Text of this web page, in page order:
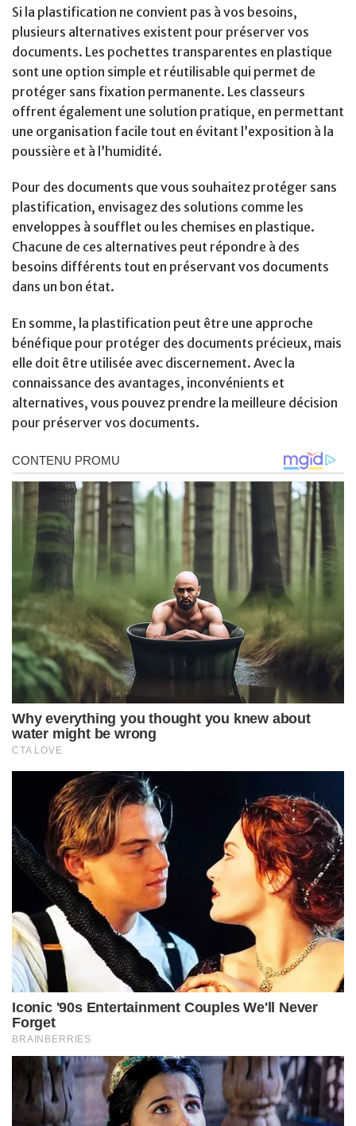
Si la plastification ne convient pas à vos besoins,
plusieurs alternatives existent pour préserver vos
documents. Les pochettes transparentes en plastique
sont une option simple et réutilisable qui permet de
protéger sans fixation permanente. Les classeurs
offrent également une solution pratique, en permettant
une organisation facile tout en évitant l’exposition à la
poussière et à l’humidité.
Pour des documents que vous souhaitez protéger sans
plastification, envisagez des solutions comme les
enveloppes à soufflet ou les chemises en plastique.
Chacune de ces alternatives peut répondre à des
besoins différents tout en préservant vos documents
dans un bon état.
En somme, la plastification peut être une approche
bénéfique pour protéger des documents précieux, mais
elle doit être utilisée avec discernement. Avec la
connaissance des avantages, inconvénients et
alternatives, vous pouvez prendre la meilleure décision
pour préserver vos documents.